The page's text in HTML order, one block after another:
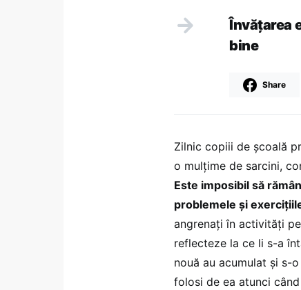
Învăţarea
bine
Share
Zilnic copiii de şcoală
o mulţime de sarcini,
Este imposibil să
problemele şi
angrenaţi în activităţi
reflecteze la ce li s-a
nouă au acumulat şi s-
folosi de ea atunci